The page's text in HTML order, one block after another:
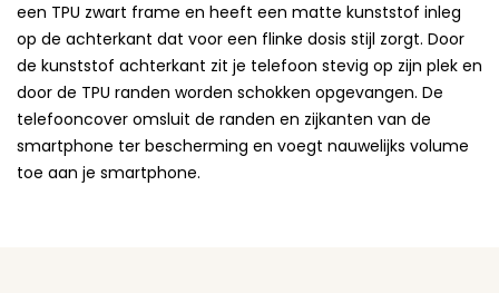
een TPU zwart frame en heeft een matte kunststof inleg
op de achterkant dat voor een flinke dosis stijl zorgt. Door
de kunststof achterkant zit je telefoon stevig op zijn plek en
door de TPU randen worden schokken opgevangen. De
telefooncover omsluit de randen en zijkanten van de
smartphone ter bescherming en voegt nauwelijks volume
toe aan je smartphone.